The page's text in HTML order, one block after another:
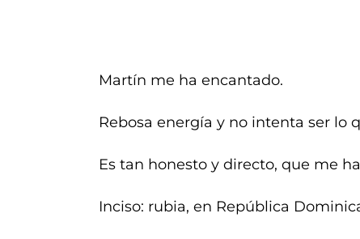
Martín me ha encantado.
Rebosa energía y no intenta ser lo
Es tan honesto y directo, que me
Inciso: rubia, en República